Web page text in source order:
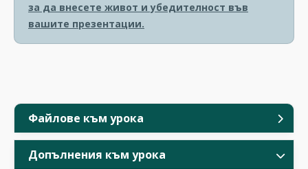
Файлове към урока
Допълнения към урока
за да внесете живот и убедителност във
вашите презентации.